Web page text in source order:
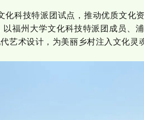
科技特派团试点，推动优质文化
福州大学文化科技特派团成员、
艺术设计，为美丽乡村注入文化灵